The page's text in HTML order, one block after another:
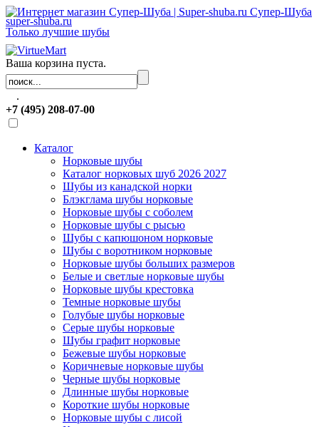
Супер-Шуба
super-shuba.ru
Только лучшие шубы
Ваша корзина пуста.
.
+7 (495) 208-07-00
Каталог
Норковые шубы
Каталог норковых шуб 2026 2027
Шубы из канадской норки
Блэкглама шубы норковые
Норковые шубы с соболем
Норковые шубы с рысью
Шубы с капюшоном норковые
Шубы с воротником норковые
Норковые шубы больших размеров
Белые и светлые норковые шубы
Норковые шубы крестовка
Темные норковые шубы
Голубые шубы норковые
Серые шубы норковые
Шубы графит норковые
Бежевые шубы норковые
Коричневые норковые шубы
Черные шубы норковые
Длинные шубы норковые
Короткие шубы норковые
Норковые шубы с лисой